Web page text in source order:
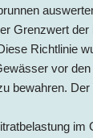
Grenzwert
Richtlinie
vor
bewahren.
im